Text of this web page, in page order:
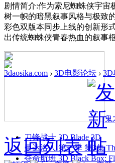
剧情简介:作为索尼蜘蛛侠宇宙
树一帜的暗黑叙事风格与极致
彩色双版本同步上线的创新形
出传统蜘蛛侠青春热血的叙事
鬼
刀锋战士 3D Blade 3D
曼达洛人 第一季 第3集
夺命航班 3D Black Box:
3daosika.com › 3D电影论坛 › 3D
返回列表